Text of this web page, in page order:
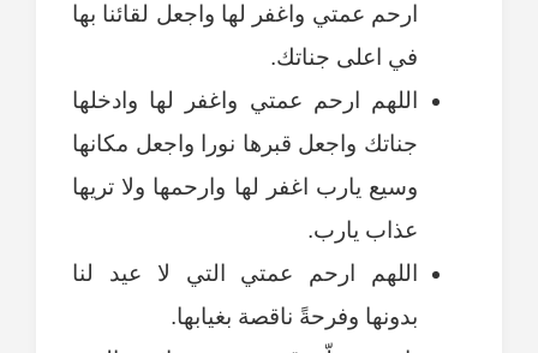
ارحم عمتي واغفر لها واجعل لقائنا بها
في اعلى جناتك.
اللهم ارحم عمتي واغفر لها وادخلها
جناتك واجعل قبرها نورا واجعل مكانها
وسيع يارب اغفر لها وارحمها ولا تريها
عذاب يارب.
اللهم ارحم عمتي التي لا عيد لنا
بدونها وفرحةً ناقصة بغيابها.